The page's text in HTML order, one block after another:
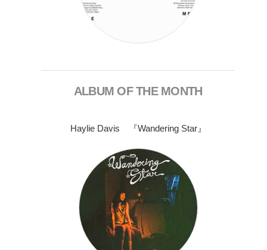
ALBUM OF THE MONTH
Haylie Davis 『Wandering Star』